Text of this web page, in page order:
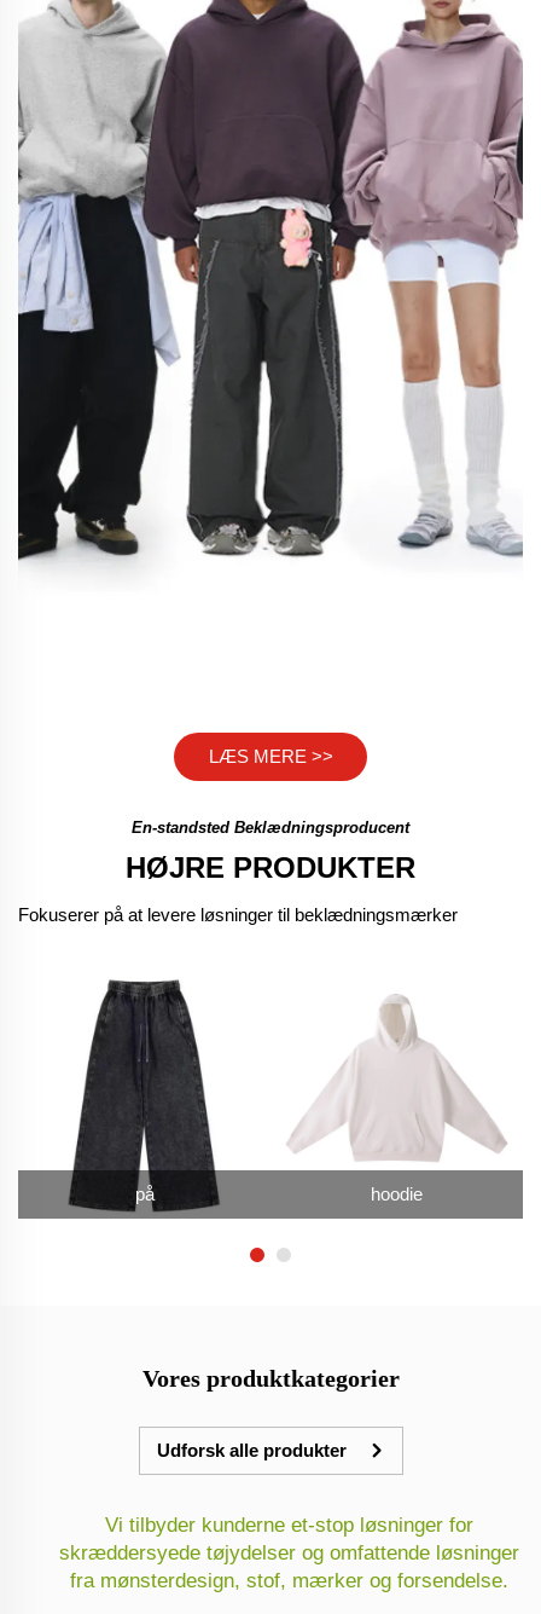
LÆS MERE >>
En-standsted Beklædningsproducent
HØJRE PRODUKTER
Fokuserer på at levere løsninger til beklædningsmærker
på hoodie
Vores produktkategorier
Udforsk alle produkter
Vi tilbyder kunderne et-stop løsninger for
skræddersyede tøjydelser og omfattende løsninger
fra mønsterdesign, stof, mærker og forsendelse.